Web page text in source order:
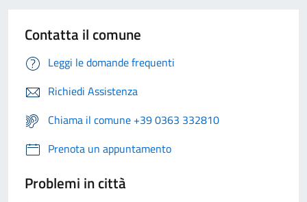
Contatta il comune
Leggi le domande frequenti
Richiedi Assistenza
Chiama il comune +39 0363 332810
Prenota un appuntamento
Problemi in città